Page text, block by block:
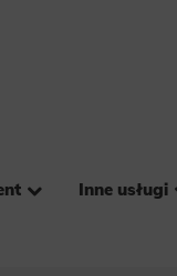
Inne usługi